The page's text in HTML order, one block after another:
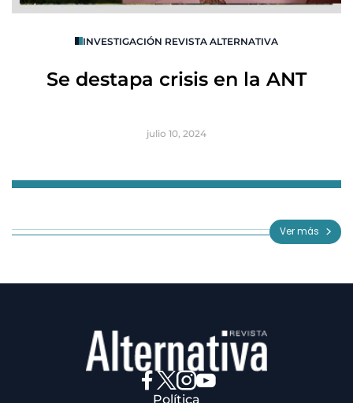
INVESTIGACIÓN REVISTA ALTERNATIVA
Se destapa crisis en la ANT
julio 10, 2024
3
Ver más
Política